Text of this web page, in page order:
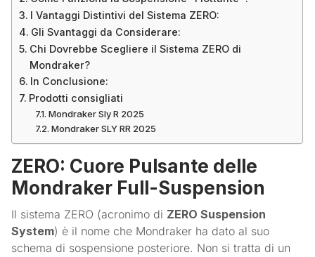
I Vantaggi Distintivi del Sistema ZERO:
Gli Svantaggi da Considerare:
Chi Dovrebbe Scegliere il Sistema ZERO di
Mondraker?
In Conclusione:
Prodotti consigliati
Mondraker Sly R 2025
Mondraker SLY RR 2025
ZERO: Cuore Pulsante delle
Mondraker Full-Suspension
Il sistema ZERO (acronimo di ZERO Suspension
System) è il nome che Mondraker ha dato al suo
schema di sospensione posteriore. Non si tratta di un